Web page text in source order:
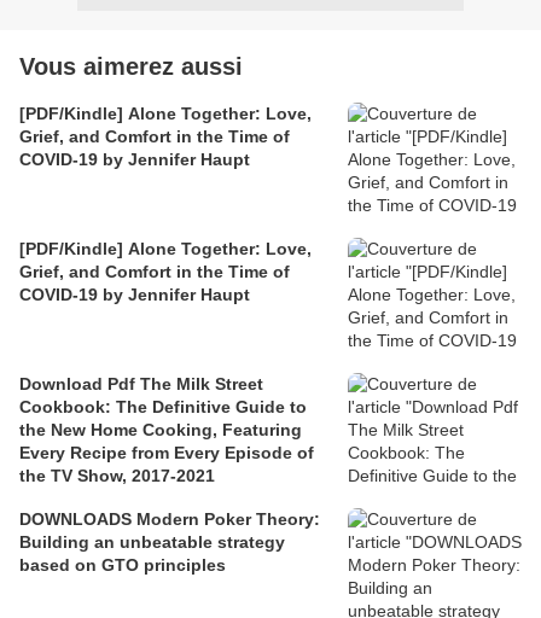
Vous aimerez aussi
[PDF/Kindle] Alone Together: Love,
Grief, and Comfort in the Time of
COVID-19 by Jennifer Haupt
[PDF/Kindle] Alone Together: Love,
Grief, and Comfort in the Time of
COVID-19 by Jennifer Haupt
Download Pdf The Milk Street
Cookbook: The Definitive Guide to
the New Home Cooking, Featuring
Every Recipe from Every Episode of
the TV Show, 2017-2021
DOWNLOADS Modern Poker Theory:
Building an unbeatable strategy
based on GTO principles